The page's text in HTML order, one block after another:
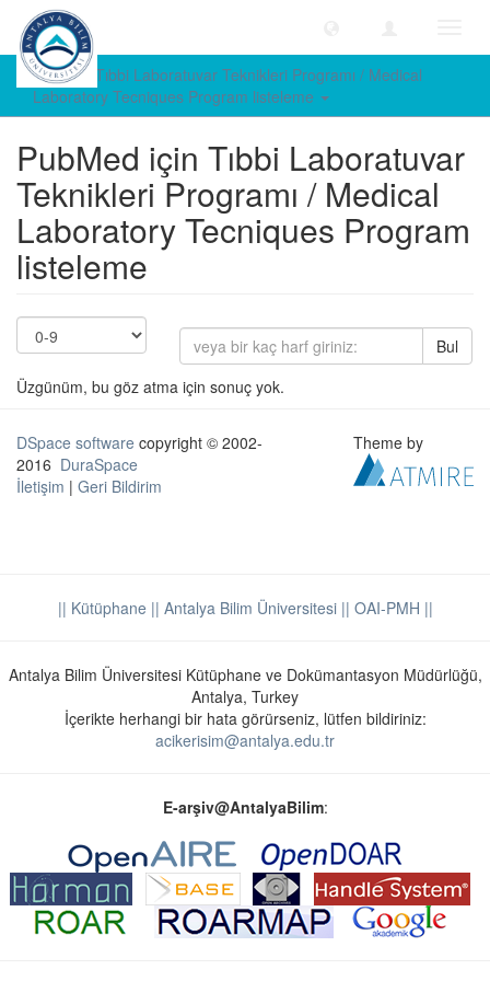
PubMed Tıbbi Laboratuvar Teknikleri Programı / Medical
Laboratory Tecniques Program listeleme
PubMed için Tıbbi Laboratuvar
Teknikleri Programı / Medical
Laboratory Tecniques Program
listeleme
Bul
Üzgünüm, bu göz atma için sonuç yok.
DSpace software copyright © 2002-
2016 DuraSpace
İletişim | Geri Bildirim
Theme by
|| Kütüphane || Antalya Bilim Üniversitesi || OAI-PMH ||
Antalya Bilim Üniversitesi Kütüphane ve Dokümantasyon Müdürlüğü,
Antalya, Turkey
İçerikte herhangi bir hata görürseniz, lütfen bildiriniz:
acikerisim@antalya.edu.tr
E-arşiv@AntalyaBilim: